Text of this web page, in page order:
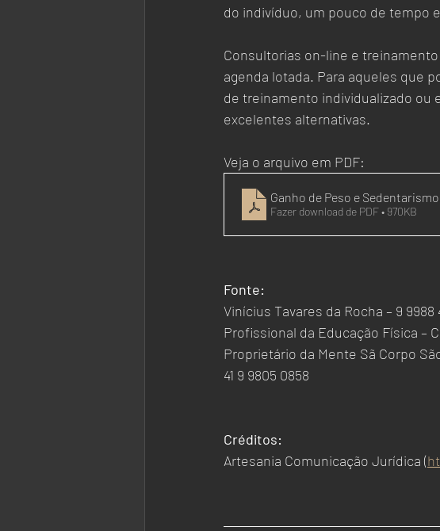
do indivíduo, um pouco de tempo
Consultorias on-line e
agenda lotada. Para aqueles que
de treinamento individualizado ou
excelentes alternativas.
Veja o arquivo em PDF:
Ganho de Peso e Sedentarismo
Fazer download de PDF • 970KB
Fonte:
Vinícius Tavares da Rocha – 9 9988
Profissional da Educação Física –
Proprietário da Mente Sã Corpo
41 9 9805 0858
Créditos:
Artesania Comunicação Jurídica (